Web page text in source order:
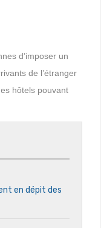
d’imposer un
de l’étranger
hôtels pouvant
en dépit des